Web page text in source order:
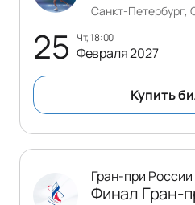
25 чт, 18:00
Февраля 2027
Санкт-Петербург,
Купить
Финал Гран-